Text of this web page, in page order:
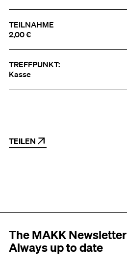
TEILNAHME
2,00 €
TREFFPUNKT:
Kasse
TEILEN
The MAKK Newsletter
Always up to date